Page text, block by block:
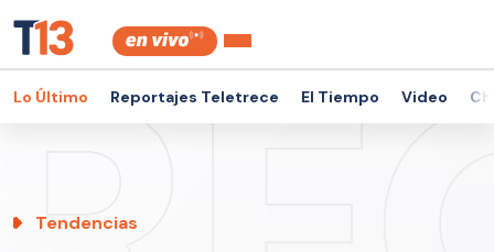
Lo Último Reportajes Teletrece El Tiempo Video
Tendencias